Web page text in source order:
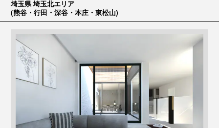
埼玉県 埼玉北エリア
(熊谷・行田・深谷・本庄・東松山)